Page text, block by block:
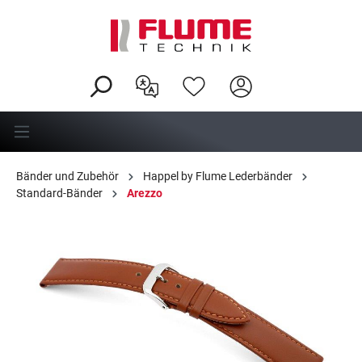
Bänder und Zubehör
Happel by Flume Lederbänder
Standard-Bänder
Arezzo